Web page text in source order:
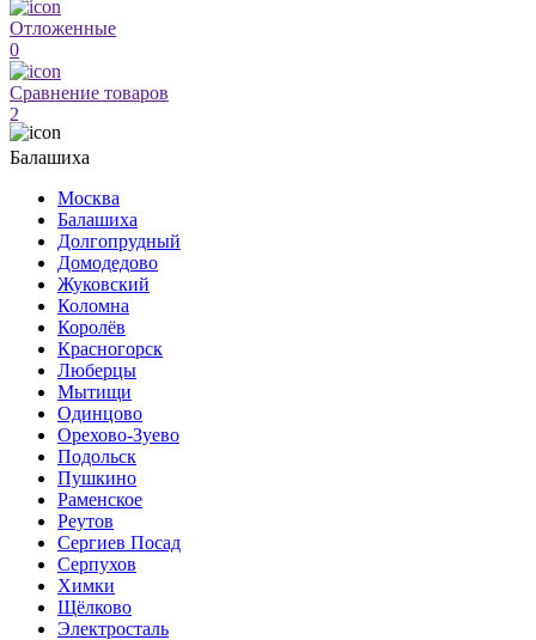
Отложенные
0
Сравнение товаров
2
Балашиха
Москва
Балашиха
Долгопрудный
Домодедово
Жуковский
Коломна
Королёв
Красногорск
Люберцы
Мытищи
Одинцово
Орехово-Зуево
Подольск
Пушкино
Раменское
Реутов
Сергиев Посад
Серпухов
Химки
Щёлково
Электросталь